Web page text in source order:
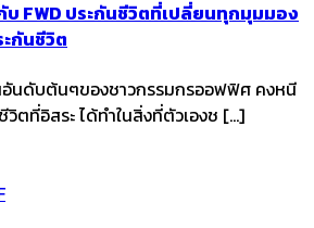
บ FWD ประกันชีวิตที่เปลี่ยนทุกมุมมอง
กันชีวิต
นดับต้นๆของชาวกรรมกรออฟฟิศ คงหนี
ตที่อิสระ ได้ทำในสิ่งที่ตัวเองช […]